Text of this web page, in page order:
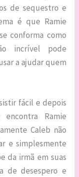
de sequestro e
é que Ramie
conforma como
incrível pode
a ajudar quem
fácil e depois
Ramie
Caleb não
e simplesmente
da irmã em suas
de desespero e